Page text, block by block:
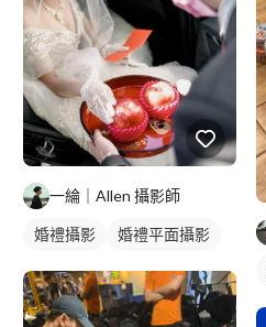
一綸｜Allen 攝影師
婚禮攝影 婚禮平面攝影